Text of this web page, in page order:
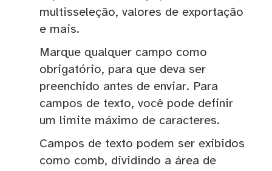
multisseleção, valores de exportação
e mais.
Marque qualquer campo como
obrigatório, para que deva ser
preenchido antes de enviar. Para
campos de texto, você pode definir
um limite máximo de caracteres.
Campos de texto podem ser exibidos
como comb, dividindo a área de